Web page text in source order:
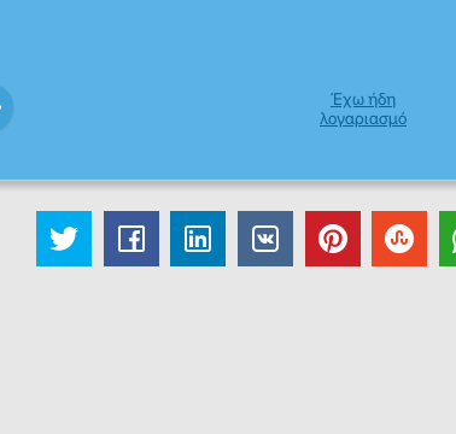
Έχω ήδη
λογαριασμό